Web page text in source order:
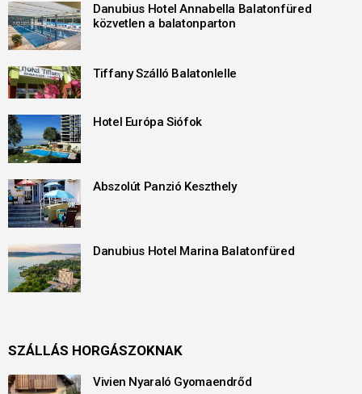
Danubius Hotel Annabella Balatonfüred
közvetlen a balatonparton
Tiffany Szálló Balatonlelle
Hotel Európa Siófok
Abszolút Panzió Keszthely
Danubius Hotel Marina Balatonfüred
SZÁLLÁS HORGÁSZOKNAK
Vivien Nyaraló Gyomaendrőd